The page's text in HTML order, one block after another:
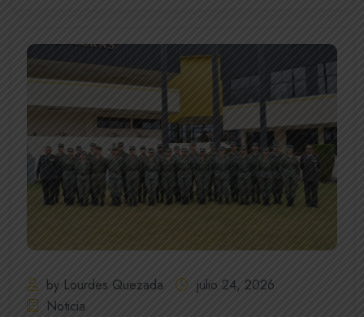
by Lourdes Quezada
julio 24, 2026
Noticia